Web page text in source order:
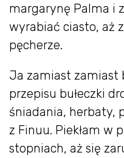
margarynę Palma i
wyrabiać ciasto, aż
pęcherze.
Ja zamiast zamiast
przepisu bułeczki
śniadania, herbaty,
z Finuu. Piekłam w
stopniach, aż się